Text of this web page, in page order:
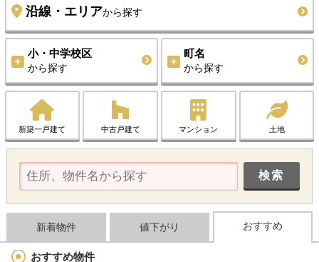
沿線・エリアから探す
小・中学校区
から探す
町名
から探す
新築一戸建て 中古戸建て マンション 土地
新着物件 値下がり おすすめ
おすすめ物件